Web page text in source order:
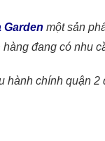
Garden một sản
đang có nhu
hành chính quận